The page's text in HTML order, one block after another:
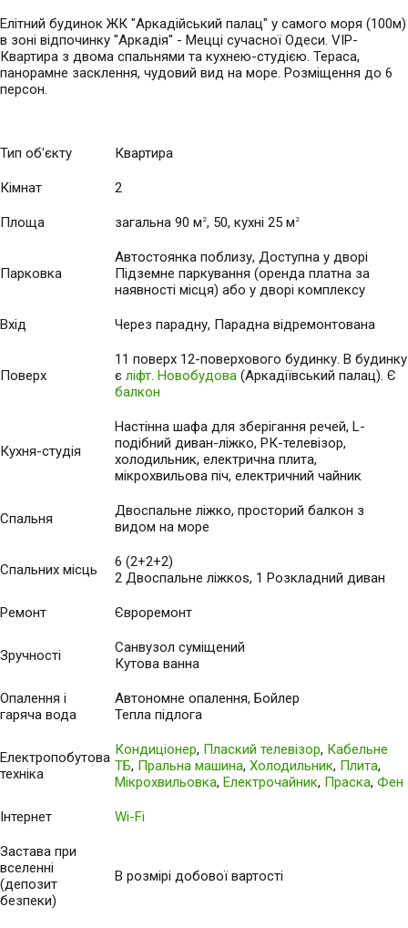
Елітний будинок ЖК "Аркадійський палац" у самого моря (100м)
в зоні відпочинку "Аркадія" - Мецці сучасної Одеси. VIP-
Квартира з двома спальнями та кухнею-студією. Тераса,
панорамне засклення, чудовий вид на море. Розміщення до 6
персон.
Тип об'єкту Квартира
Кімнат 2
Площа загальна 90 м 2, 50, кухні 25 м 2
Парковка
Автостоянка поблизу, Доступна у дворі
Підземне паркування (оренда платна за
наявності місця) або у дворі комплексу
Вхід Через парадну, Парадна відремонтована
Поверх
11 поверх 12-поверхового будинку. В будинку
є ліфт. Новобудова (Аркадіївський палац). Є
балкон
Кухня-студія
Настінна шафа для зберігання речей, L-
подібний диван-ліжко, РК-телевізор,
холодильник, електрична плита,
мікрохвильова піч, електричний чайник
Спальня
Двоспальне ліжко, просторий балкон з
видом на море
Спальних місць
6 (2+2+2)
2 Двоспальне ліжкоs, 1 Розкладний диван
Ремонт Євроремонт
Зручності
Санвузол суміщений
Кутова ванна
Опалення і
гаряча вода
Автономне опалення, Бойлер
Тепла підлога
Електропобутова
техніка
Кондиціонер, Плаский телевізор, Кабельне
ТБ, Пральна машина, Холодильник, Плита,
Мікрохвильовка, Електрочайник, Праска, Фен
Інтернет Wi-Fi
Застава при
вселенні
(депозит
безпеки)
В розмірі добової вартості